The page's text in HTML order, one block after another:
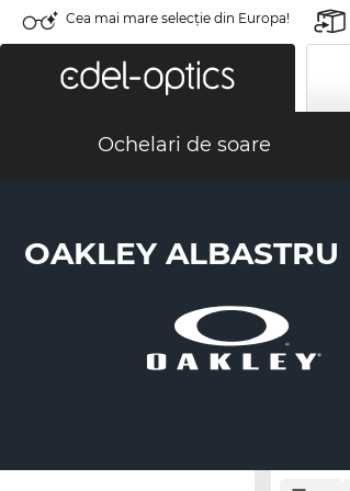
Cea mai mare selecție din Europa!
Ochelari de soare
OAKLEY ALBASTRU